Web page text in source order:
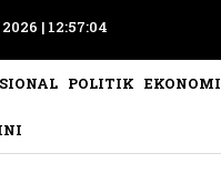
| 12:57:07
POLITIK EKONOMI